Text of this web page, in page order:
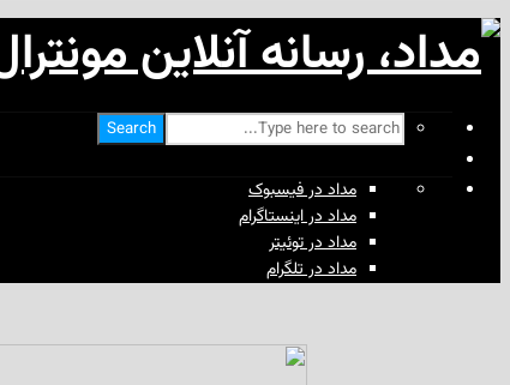
Search
مداد در فیسبوک
مداد در اینستاگرام
مداد در توئیتر
مداد در تلگرام